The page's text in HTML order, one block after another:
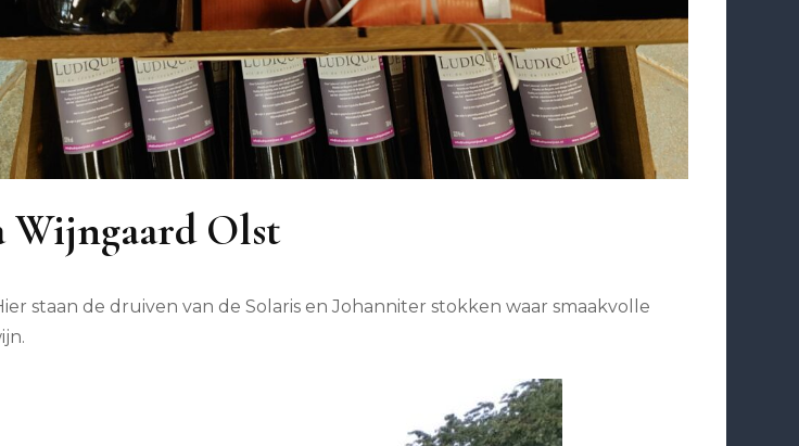
Wijngaard Olst
staan de druiven van de Solaris en Johanniter stokken waar smaakvolle